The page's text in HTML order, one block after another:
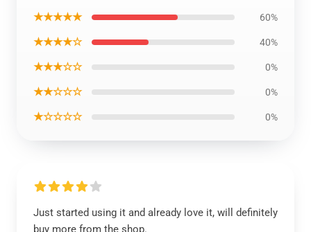
★★★★★ 60%
★★★★☆ 40%
★★★☆☆ 0%
★★☆☆☆ 0%
★☆☆☆☆ 0%
Just started using it and already love it, will definitely
buy more from the shop.